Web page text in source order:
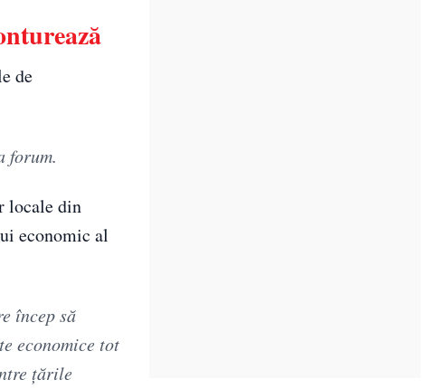
de
forum.
locale din
economic al
încep să
economice tot
țările